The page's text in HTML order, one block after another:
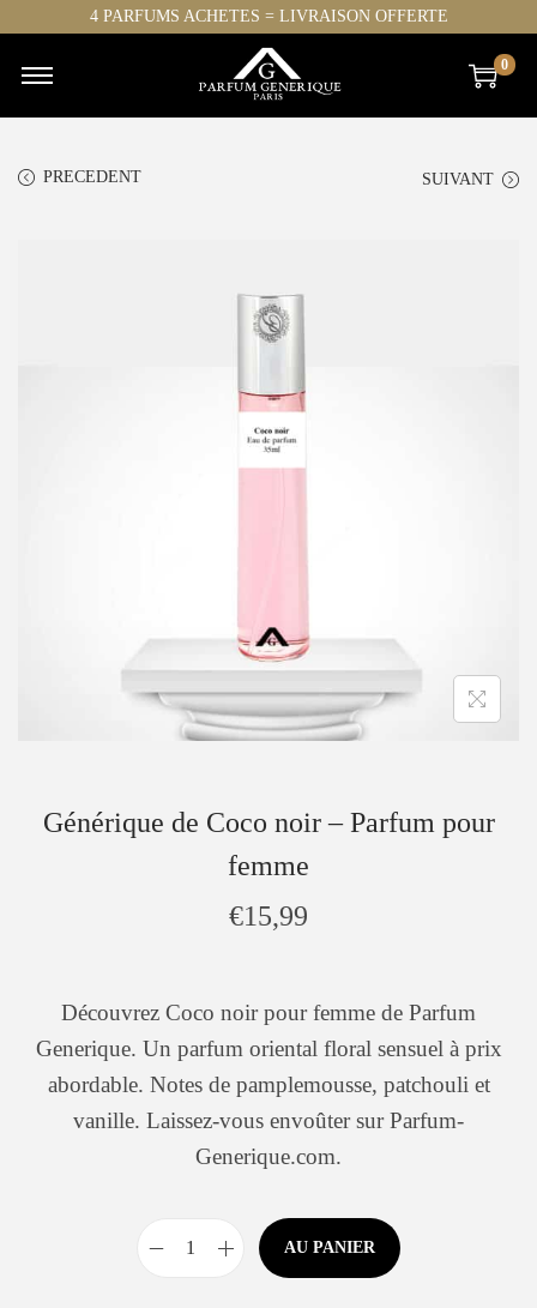
4 PARFUMS ACHETES = LIVRAISON OFFERTE
0
PRECEDENT SUIVANT
Générique de Coco noir – Parfum pour
femme
€15,99
Découvrez Coco noir pour femme de Parfum
Generique. Un parfum oriental floral sensuel à prix
abordable. Notes de pamplemousse, patchouli et
vanille. Laissez-vous envoûter sur Parfum-
Generique.com.
AU PANIER